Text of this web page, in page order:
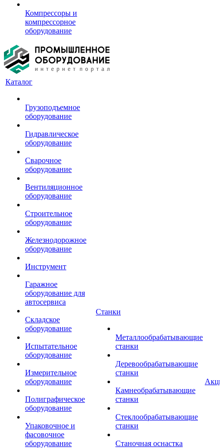
Компрессоры и
компрессорное
оборудование
Каталог
Грузоподъемное
оборудование
Гидравлическое
оборудование
Сварочное
оборудование
Вентиляционное
оборудование
Строительное
оборудование
Железнодорожное
оборудование
Инструмент
Гаражное
оборудование для
автосервиса
Складское
оборудование
Испытательное
оборудование
Измерительное
оборудование
Полиграфическое
оборудование
Упаковочное и
фасовочное
оборудование
Станки
Металлообрабатывающие
станки
Деревообрабатывающие
станки
Камнеобрабатывающие
станки
Стеклообрабатывающие
станки
Станочная оснастка